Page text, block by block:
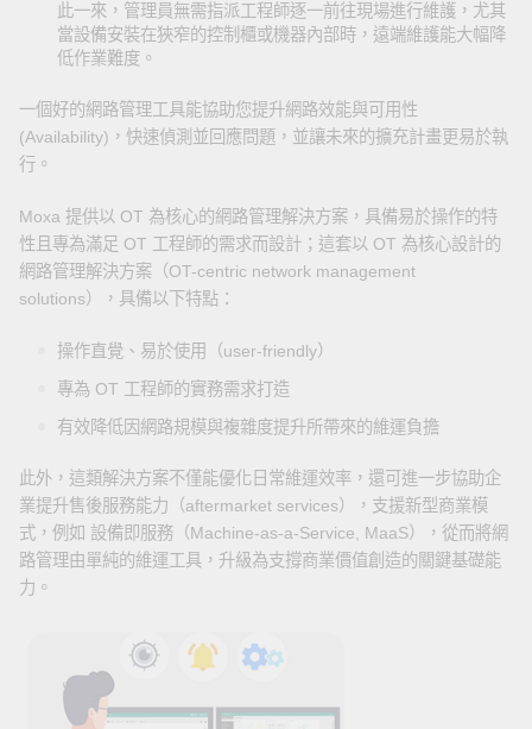
此一來，管理員無需指派工程師逐一前往現場進行維護，尤其
當設備安裝在狹窄的控制櫃或機器內部時，遠端維護能大幅降
低作業難度。
一個好的網路管理工具能協助您提升網路效能與可用性
(Availability)，快速偵測並回應問題，並讓未來的擴充計畫更易於執
行。
Moxa 提供以 OT 為核心的網路管理解決方案，具備易於操作的特
性且專為滿足 OT 工程師的需求而設計；這套以 OT 為核心設計的
網路管理解決方案（OT-centric network management
solutions），具備以下特點：
操作直覺、易於使用（user-friendly）
專為 OT 工程師的實務需求打造
有效降低因網路規模與複雜度提升所帶來的維運負擔
此外，這類解決方案不僅能優化日常維運效率，還可進一步協助企
業提升售後服務能力（aftermarket services），支援新型商業模
式，例如 設備即服務（Machine-as-a-Service, MaaS），從而將網
路管理由單純的維運工具，升級為支撐商業價值創造的關鍵基礎能
力。